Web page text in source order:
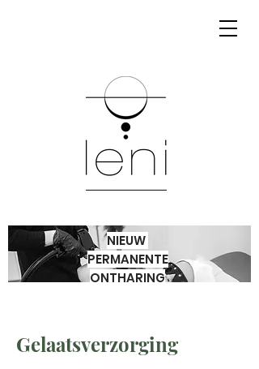
NIEUW
PERMANENTE
ONTHARING
Gelaatsverzorging